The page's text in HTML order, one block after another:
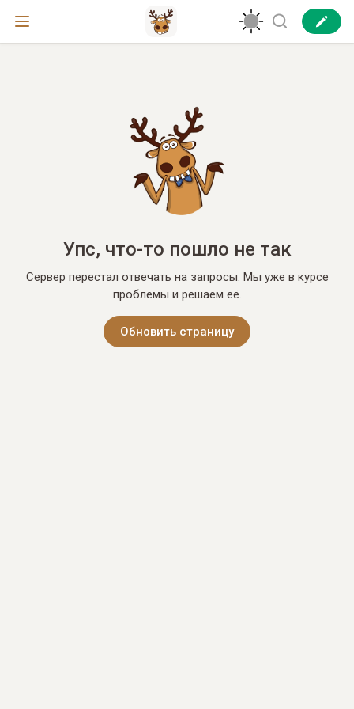
Упс, что-то пошло не так
Сервер перестал отвечать на запросы. Мы уже в курсе
проблемы и решаем её.
Обновить страницу